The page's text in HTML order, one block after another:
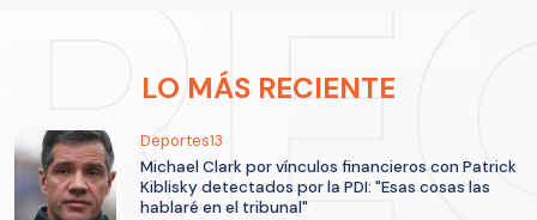
LO MÁS RECIENTE
Deportes13
Michael Clark por vínculos financieros con Patrick
Kiblisky detectados por la PDI: "Esas cosas las
hablaré en el tribunal"